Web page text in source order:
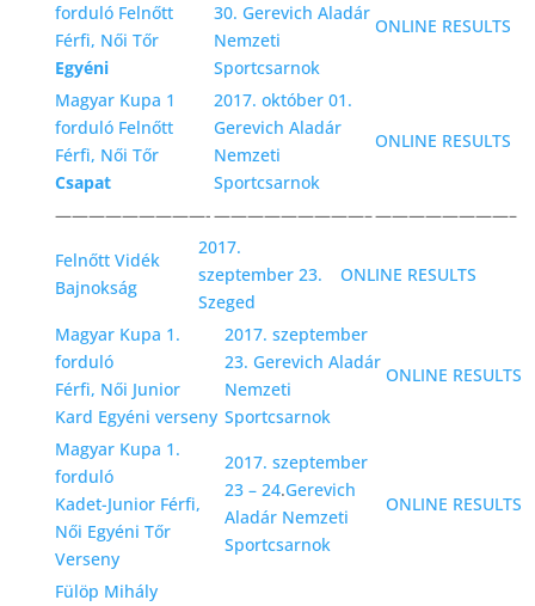
forduló Felnőtt
Férfi, Női Tőr
Egyéni
30. Gerevich Aladár
Nemzeti
Sportcsarnok
ONLINE RESULTS
Magyar Kupa 1
forduló Felnőtt
Férfi, Női Tőr
Csapat
2017. október 01.
Gerevich Aladár
Nemzeti
Sportcsarnok
ONLINE RESULTS
—————————-—————————–————————–
Felnőtt Vidék
Bajnokság
2017.
szeptember 23.
Szeged
ONLINE RESULTS
Magyar Kupa 1.
forduló
Férfi, Női Junior
Kard Egyéni verseny
2017. szeptember
23. Gerevich Aladár
Nemzeti
Sportcsarnok
ONLINE RESULTS
Magyar Kupa 1.
forduló
Kadet-Junior Férfi,
Női Egyéni Tőr
Verseny
2017. szeptember
23 – 24.Gerevich
Aladár Nemzeti
Sportcsarnok
ONLINE RESULTS
Fülöp Mihály